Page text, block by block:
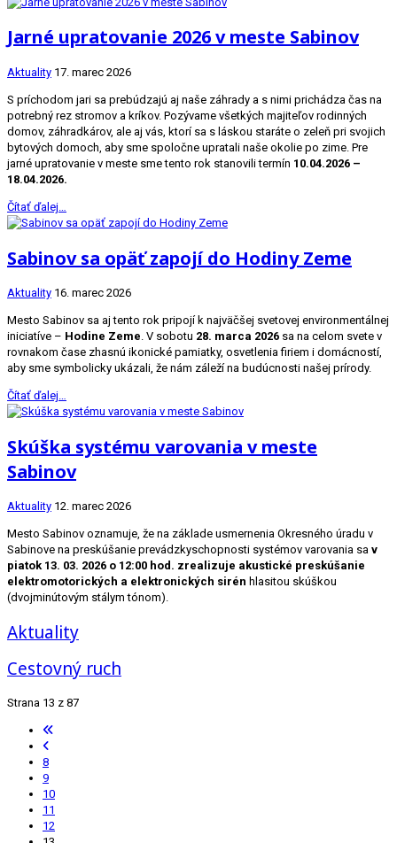
Jarné upratovanie 2026 v meste Sabinov
Aktuality 17. marec 2026
S príchodom jari sa prebúdzajú aj naše záhrady a s nimi prichádza čas na
potrebný rez stromov a kríkov. Pozývame všetkých majiteľov rodinných
domov, záhradkárov, ale aj vás, ktorí sa s láskou staráte o zeleň pri svojich
bytových domoch, aby sme spoločne upratali naše okolie po zime. Pre
jarné upratovanie v meste sme tento rok stanovili termín 10.04.2026 –
18.04.2026.
Čítať ďalej…
Sabinov sa opäť zapojí do Hodiny Zeme
Aktuality 16. marec 2026
Mesto Sabinov sa aj tento rok pripojí k najväčšej svetovej environmentálnej
iniciatíve – Hodine Zeme. V sobotu 28. marca 2026 sa na celom svete v
rovnakom čase zhasnú ikonické pamiatky, osvetlenia firiem i domácností,
aby sme symbolicky ukázali, že nám záleží na budúcnosti našej prírody.
Čítať ďalej…
Skúška systému varovania v meste
Sabinov
Aktuality 12. marec 2026
Mesto Sabinov oznamuje, že na základe usmernenia Okresného úradu v
Sabinove na preskúšanie prevádzkyschopnosti systémov varovania sa v
piatok 13. 03. 2026 o 12:00 hod. zrealizuje akustické preskúšanie
elektromotorických a elektronických sirén hlasitou skúškou
(dvojminútovým stálym tónom).
Aktuality
Cestovný ruch
Strana 13 z 87
8
9
10
11
12